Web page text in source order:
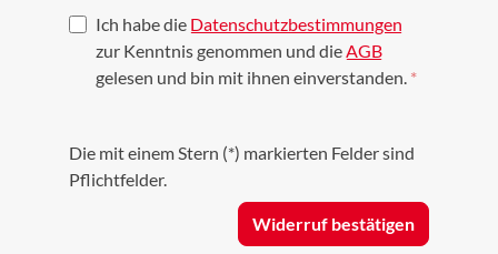
Ich habe die Datenschutzbestimmungen
zur Kenntnis genommen und dieAGB
gelesen und bin mit ihnen einverstanden. *
Die mit einem Stern (*) markierten Felder sind
Pflichtfelder.
Widerruf bestätigen